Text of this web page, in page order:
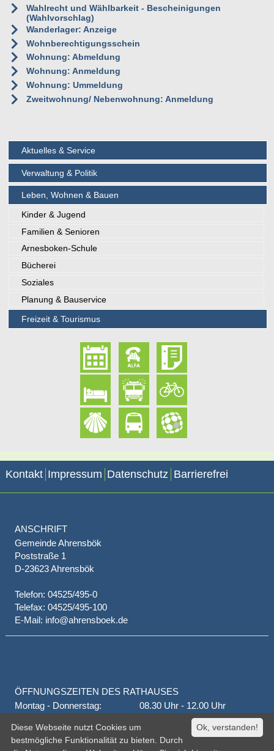
Wahlrecht und Wählbarkeit - Bescheinigungen
(Wahlvorschlag)
Wanderlager: Anzeige
Wohnberechtigungsschein
Wohnung: Abmeldung
Wohnung: Anmeldung
Wohnung: Ummeldung
Zweitwohnung/ Nebenwohnung: Anmeldung
Aktuelles & Service
Verwaltung & Politik
Leben, Wohnen & Bauen
Kinder & Jugend
Familien & Senioren
Arnesboken-Schule
Bücherei
Soziales
Planung & Bauservice
Freizeit & Tourismus
Kontakt Impressum Datenschutz Barrierefrei
ANSCHRIFT
Gemeinde Ahrensbök
Poststraße 1
D-23623 Ahrensbök
Telefon: 04525/495-0
Telefax: 04525/495-100
E-Mail: info@ahrensboek.de
ÖFFNUNGSZEITEN DES RATHAUSES
Montag - Donnerstag:
08.30 Uhr - 12.00 Uhr
14.00 Uhr - 18.00 Uhr
jeden 1. und 3. Montag
16.00 Uhr - 18.00 Uhr
Freitag
geschlossen
Ok, verstanden!
Diese Webseite nutzt Cookies um
bestmögliche Funktionalität zu bieten. Durch